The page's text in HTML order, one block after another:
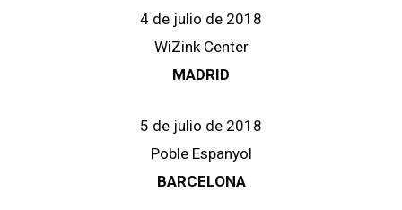
4 de julio de 2018
WiZink Center
MADRID
5 de julio de 2018
Poble Espanyol
BARCELONA